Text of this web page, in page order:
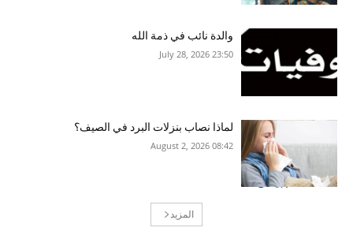
والدة نائب في ذمة الله
23:50 2026 ,July 28
لماذا نصاب بنزلات البرد في الصيف؟
08:42 2026 ,August 2
المزيد